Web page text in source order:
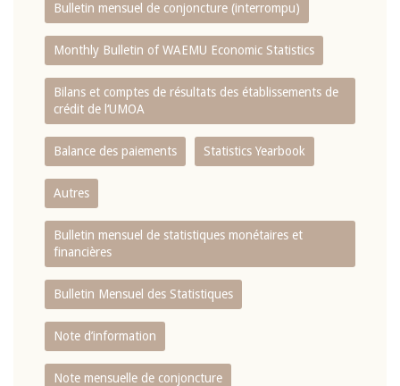
Bulletin mensuel de conjoncture (interrompu)
Monthly Bulletin of WAEMU Economic Statistics
Bilans et comptes de résultats des établissements de
crédit de l‘UMOA
Balance des paiements Statistics Yearbook
Autres
Bulletin mensuel de statistiques monétaires et
financières
Bulletin Mensuel des Statistiques
Note d’information
Note mensuelle de conjoncture